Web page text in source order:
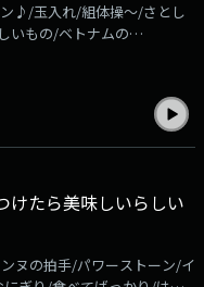
ケニアに限らず「行ってみ
ン」を送ってください。佐
きます。メールの件名は
♪/玉入れ/組体操～/さとし
いもの/ベトナムの
！
7dc4-4ad1-aa4d-
おたを募集しています！
、#さとしおANNPでお願い
」を送ってください。佐藤
食べます。メールの件名は
藤栞里がいつかは行ってみ
ョン」を送ってください。佐
けたら美味しいらしい
ヌの拍手/パワーストーン/イ